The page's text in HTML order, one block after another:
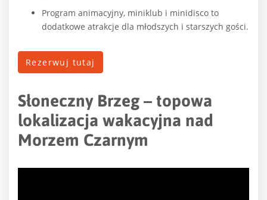
Program animacyjny, miniklub i minidisco to
dodatkowe atrakcje dla młodszych i starszych gości.
Rezerwuj tutaj
Słoneczny Brzeg – topowa
lokalizacja wakacyjna nad
Morzem Czarnym